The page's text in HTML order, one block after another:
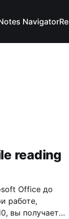
Navigator
reading
Office до
работе,
вы получаете